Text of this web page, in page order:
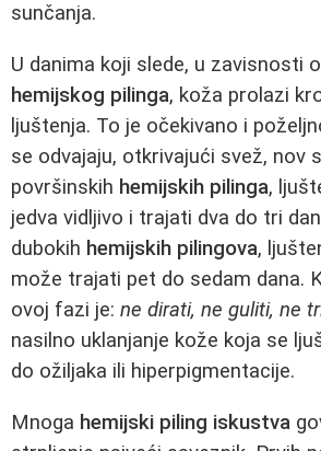
sunčanja.
U danima koji slede, u zavisnosti
hemijskog pilinga, koža prolazi
ljuštenja. To je očekivano i
se odvajaju, otkrivajući svež, nov
površinskih hemijskih pilinga,
jedva vidljivo i trajati dva do tri
dubokih hemijskih pilingova,
može trajati pet do sedam dana.
ovoj fazi je: ne dirati, ne guliti, ne
nasilno uklanjanje kože koja se
do ožiljaka ili hiperpigmentacije.
Mnoga hemijski piling iskustva